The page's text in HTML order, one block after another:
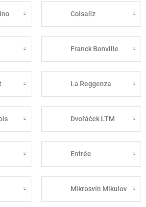
Colsaliz
Franck Bonville
La Reggenza
Dvořáček LTM
Entrée
Mikrosvín Mikulov